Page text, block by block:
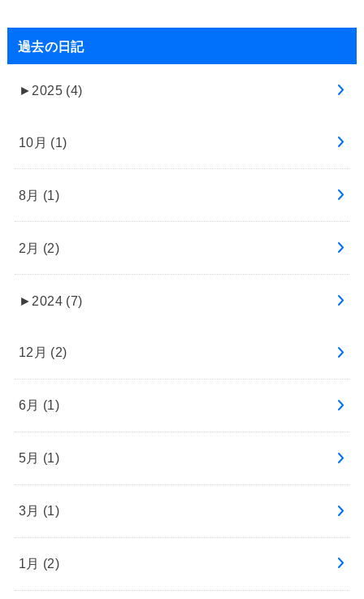
過去の日記
► 2025 (4)
10月 (1)
8月 (1)
2月 (2)
► 2024 (7)
12月 (2)
6月 (1)
5月 (1)
3月 (1)
1月 (2)